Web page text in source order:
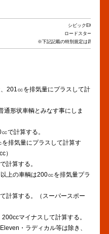
シビックEK9の場
ロードスターNBの
※下記記載の特別規定は四捨五入
201㏄を排気量にプラスして計
通形状車輌とみなす事にしま
で計算する。
排気量にプラスして計算す
）
計算する。
上の車輌は200㏄を排気量プラ
計算する。（スーパースポー
マイナスして計算する。
・ラディカル等は除き、